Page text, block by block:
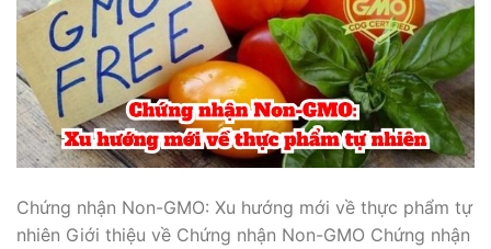
Chứng nhận Non-GMO: Xu hướng mới về thực phẩm tự
nhiên Giới thiệu về Chứng nhận Non-GMO Chứng nhận